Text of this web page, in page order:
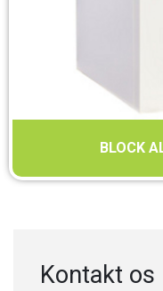
BLOCK
Kontakt os